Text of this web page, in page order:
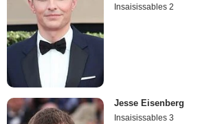
Insaisissables 2
Jesse Eisenberg
Insaisissables 3